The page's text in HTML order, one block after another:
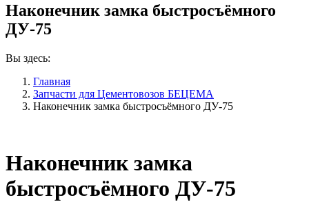
Наконечник замка быстросъёмного
ДУ-75
Вы здесь:
Главная
Запчасти для Цементовозов БЕЦЕМА
Наконечник замка быстросъёмного ДУ-75
Наконечник замка
быстросъёмного ДУ-75